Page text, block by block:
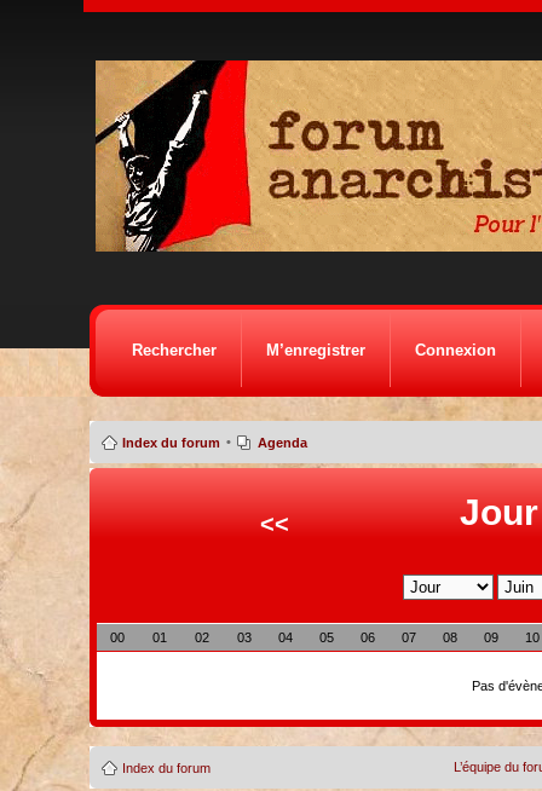
Rechercher M’enregistrer Connexion
Index du forum • Agenda
<<
00 01 02 03 04 05 06 07 08 09 10
Pas
Index du forum L’équipe du